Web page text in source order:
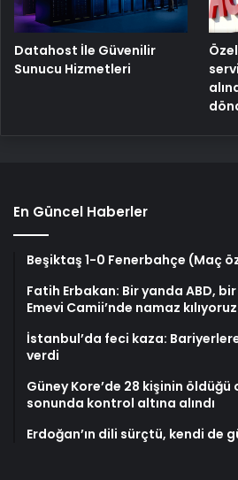
Datahost İle Güvenilir
Sunucu Hizmetleri
En Güncel Haberler
Beşiktaş 1-0 Fenerbahçe (Maç
Fatih Erbakan: Bir yanda ABD,
Emevi Camii’nde namaz kılıyoruz
İstanbul’da feci kaza:
verdi
Güney Kore’de 28 kişinin öldüğü
sonunda kontrol altına alındı
Erdoğan’ın dili sürçtü, kendi de